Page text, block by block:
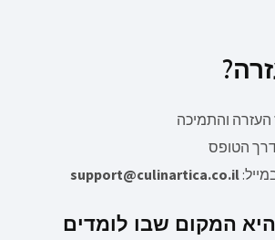
והתמיכה
הטופס
support@culinartica.co.il
המקום שבו לומדים